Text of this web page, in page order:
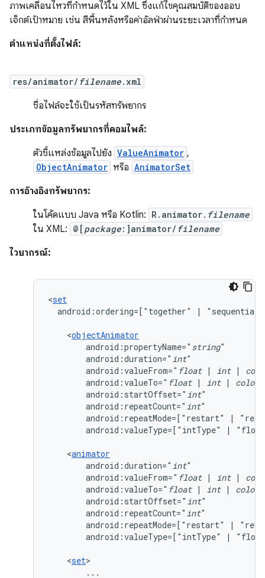
ภาพเคลื่อนไหวที่กำหนดไว้ใน XML ซึ่งแก้ไขคุณสมบัติของออบ
เจ็กต์เป้าหมาย เช่น สีพื้นหลังหรือค่าอัลฟ่าผ่านระยะเวลาที่กำหนด
ตำแหน่งที่ตั้งไฟล์:
res/animator/ filename.xml
ชื่อไฟล์จะใช้เป็นรหัสทรัพยากร
ประเภทข้อมูลทรัพยากรที่คอมไพล์:
ตัวชี้แหล่งข้อมูลไปยัง ValueAnimator ,
ObjectAnimator หรือ AnimatorSet
การอ้างอิงทรัพยากร:
ในโค้ดแบบ Java หรือ Kotlin: R.animator. filename
ใน XML: @[ package:]animator/ filename
ไวยากรณ์:
<set
android:ordering=["together"
|
<objectAnimator
android:propertyName=" string
android:duration=" int
android:valueFrom=" float | int |
android:valueTo=" float | int | color
android:startOffset=" int
android:repeatCount=" int
android:repeatMode=["restart"
|
android:valueType=["intType"
|
<animator
android:duration=" int
android:valueFrom=" float | int |
android:valueTo=" float | int | color
android:startOffset=" int
android:repeatCount=" int
android:repeatMode=["restart"
|
android:valueType=["intType"
|
<set